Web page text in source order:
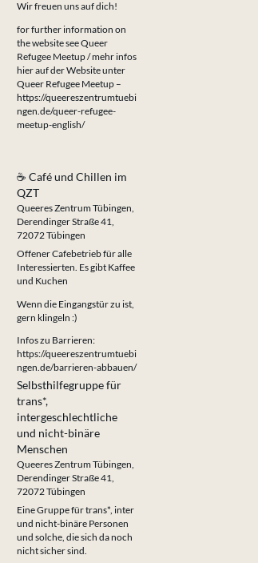
Wir freuen uns auf dich!
for further information on
the website see Queer
Refugee Meetup / mehr infos
hier auf der Website unter
Queer Refugee Meetup –
https://queereszentrumtuebi
ngen.de/queer-refugee-
meetup-english/
☕ Café und Chillen im
QZT
Queeres Zentrum Tübingen,
Derendinger Straße 41,
72072 Tübingen
Offener Cafebetrieb für alle
Interessierten. Es gibt Kaffee
und Kuchen
Wenn die Eingangstür zu ist,
gern klingeln :)
Infos zu Barrieren:
https://queereszentrumtuebi
ngen.de/barrieren-abbauen/
Selbsthilfegruppe für
trans*,
intergeschlechtliche
und nicht-binäre
Menschen
Queeres Zentrum Tübingen,
Derendinger Straße 41,
72072 Tübingen
Eine Gruppe für trans*, inter
und nicht-binäre Personen
und solche, die sich da noch
nicht sicher sind.